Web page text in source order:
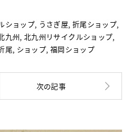
ショップ, うさぎ屋, 折尾ショップ,
九州, 北九州リサイクルショップ,
尾, ショップ, 福岡ショップ